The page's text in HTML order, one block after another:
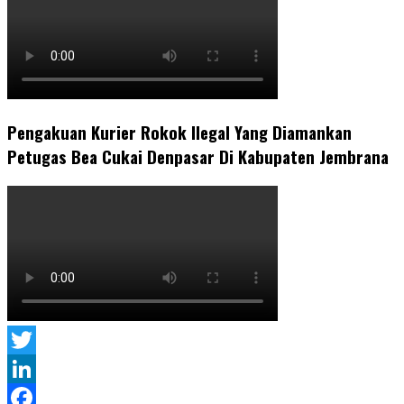
Pengakuan Kurier Rokok Ilegal Yang Diamankan
Petugas Bea Cukai Denpasar Di Kabupaten Jembrana
Twitter
LinkedIn